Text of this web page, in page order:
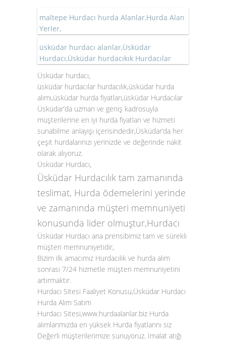
maltepe Hurdacı hurda Alanlar,Hurda Alan
Yerler,
üsküdar hurdacı alanlar,Üsküdar
Hurdacı,Üsküdar hurdacıkık Hurdacılar
Üsküdar hurdacı,
üsküdar hurdacılar hurdacılık,üsküdar hurda
alımı,üsküdar hurda fiyatları,üsküdar Hurdacılar
Üsküdar’da uzman ve geniş kadrosuyla
müşterilerine en iyi hurda fiyatları ve hizmeti
sunabilme anlayışı içerisindedir,Üsküdar’da her
çeşit hurdalarınızı yerinizde ve değerinde nakit
olarak alıyoruz.
Üsküdar Hurdacı,
Üsküdar Hurdacılık tam zamanında
teslimat, Hurda ödemelerini yerinde
ve zamanında müşteri memnuniyeti
konusunda lider olmuştur,Hurdacı
Üsküdar Hurdacı ana prensibimiz tam ve sürekli
müşteri memnuniyetidir,
Bizim ilk amacımız Hurdacılık ve hurda alım
sonrası 7/24 hizmetle müşteri memnuniyetini
artırmaktır.
Hurdacı Sitesi Faaliyet Konusu,Üsküdar Hurdacı
Hurda Alım Satım
Hurdacı Sitesi,www.hurdaalanlar.biz Hurda
alımlarımızda en yüksek Hurda fiyatlarını siz
Değerli müşterilerimize sunuyoruz. İmalat atığı